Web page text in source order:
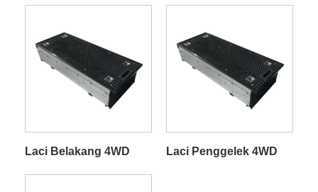
Laci Belakang 4WD Laci Penggelek 4WD